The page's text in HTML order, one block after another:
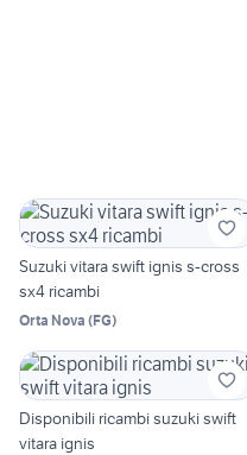
Suzuki vitara swift ignis s-cross
sx4 ricambi
Orta Nova (FG)
Disponibili ricambi suzuki swift
vitara ignis